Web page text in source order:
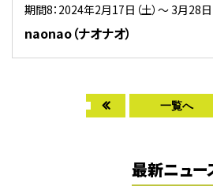
期間8：2024年2月17日（土）～ 3月28日
naonao（ナオナオ）
一覧へ
最新ニュー